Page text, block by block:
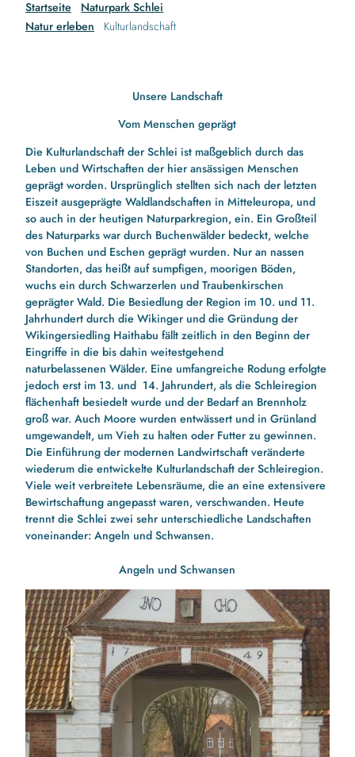
Startseite
Naturpark Schlei
Natur erleben
Kulturlandschaft
Unsere Landschaft
Vom Menschen geprägt
Die Kulturlandschaft der Schlei ist maßgeblich durch das
Leben und Wirtschaften der hier ansässigen Menschen
geprägt worden. Ursprünglich stellten sich nach der letzten
Eiszeit ausgeprägte Waldlandschaften in Mitteleuropa, und
so auch in der heutigen Naturparkregion, ein. Ein Großteil
des Naturparks war durch Buchenwälder bedeckt, welche
von Buchen und Eschen geprägt wurden. Nur an nassen
Standorten, das heißt auf sumpfigen, moorigen Böden,
wuchs ein durch Schwarzerlen und Traubenkirschen
geprägter Wald. Die Besiedlung der Region im 10. und 11.
Jahrhundert durch die Wikinger und die Gründung der
Wikingersiedling Haithabu fällt zeitlich in den Beginn der
Eingriffe in die bis dahin weitestgehend
naturbelassenen Wälder. Eine umfangreiche Rodung erfolgte
jedoch erst im 13. und 14. Jahrundert, als die Schleiregion
flächenhaft besiedelt wurde und der Bedarf an Brennholz
groß war. Auch Moore wurden entwässert und in Grünland
umgewandelt, um Vieh zu halten oder Futter zu gewinnen.
Die Einführung der modernen Landwirtschaft veränderte
wiederum die entwickelte Kulturlandschaft der Schleiregion.
Viele weit verbreitete Lebensräume, die an eine extensivere
Bewirtschaftung angepasst waren, verschwanden. Heute
trennt die Schlei zwei sehr unterschiedliche Landschaften
voneinander: Angeln und Schwansen.
Angeln und Schwansen